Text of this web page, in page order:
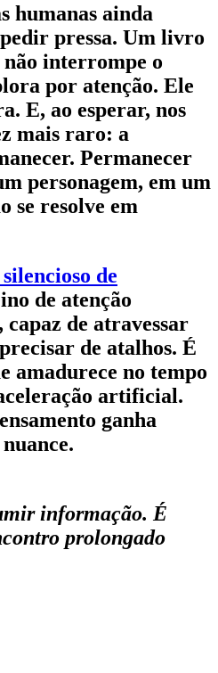
humanas ainda
pressa. Um livro
interrompe o
por atenção. Ele
E, ao esperar, nos
mais raro: a
Permanecer
personagem, em um
se resolve em
de
de atenção
de atravessar
de atalhos. É
amadurece no tempo
artificial.
ganha
informação. É
prolongado